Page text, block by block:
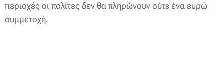
περιοχές οι πολίτες δεν θα πληρώνουν ούτε ένα ευρώ
συμμετοχή.